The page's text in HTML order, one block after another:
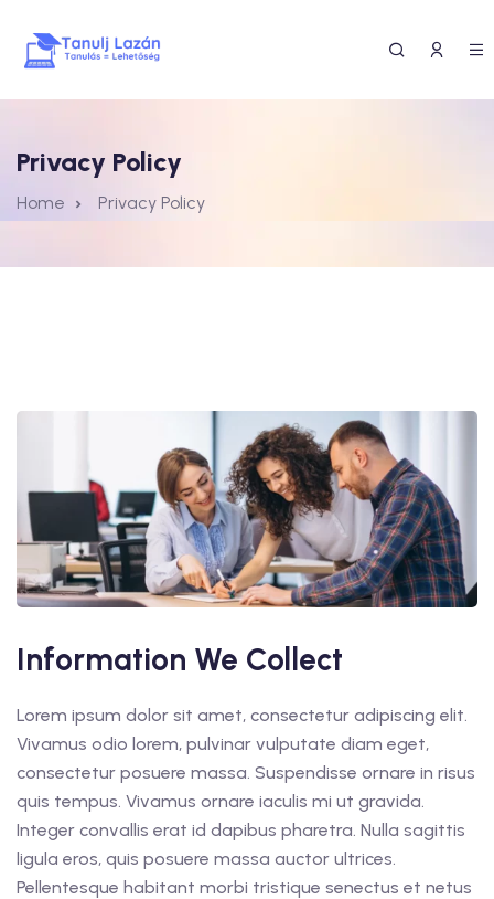
Privacy Policy
Home Privacy Policy
Information We Collect
Lorem ipsum dolor sit amet, consectetur adipiscing elit.
Vivamus odio lorem, pulvinar vulputate diam eget,
consectetur posuere massa. Suspendisse ornare in risus
quis tempus. Vivamus ornare iaculis mi ut gravida.
Integer convallis erat id dapibus pharetra. Nulla sagittis
ligula eros, quis posuere massa auctor ultrices.
Pellentesque habitant morbi tristique senectus et netus